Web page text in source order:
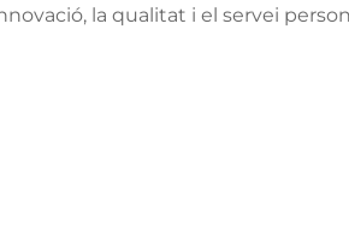
la qualitat i el servei